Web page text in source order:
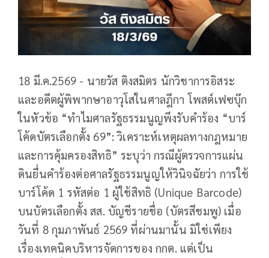
18 มี.ค.2569 - นายวัส ติงสมิตร นักวิชาการอิสระ
และอดีตผู้พิพากษาอาวุโสในศาลฎีกา โพสต์เฟซบุ๊ก
ในหัวข้อ “ทำไมศาลรัฐธรรมนูญพึงรับคำร้อง “บาร์
โค้ดบัตรเลือกตั้ง 69”: วิเคราะห์เหตุผลทางกฎหมาย
และการคุ้มครองสิทธิ” ระบุว่า กรณีผู้ตรวจการแผ่น
ดินยื่นคำร้องต่อศาลรัฐธรรมนูญให้วินิจฉัยว่า การใช้
บาร์โค้ด 1 รหัสต่อ 1 ผู้ใช้สิทธิ (Unique Barcode)
บนบัตรเลือกตั้ง สส. บัญชีรายชื่อ (บัตรสีชมพู) เมื่อ
วันที่ 8 กุมภาพันธ์ 2569 ที่ผ่านมานั้น มิใช่เพียง
เรื่องเทคนิคบริหารจัดการของ กกต. แต่เป็น